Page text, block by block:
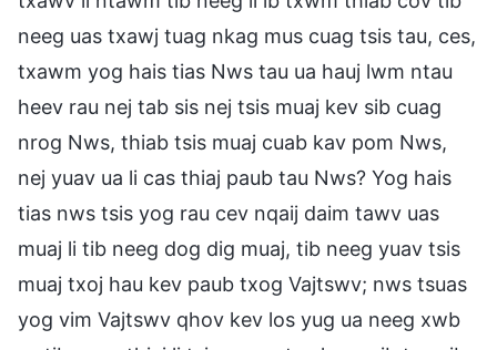
neeg uas txawj tuag nkag mus cuag tsis tau, ces,
txawm yog hais tias Nws tau ua hauj lwm ntau
heev rau nej tab sis nej tsis muaj kev sib cuag
nrog Nws, thiab tsis muaj cuab kav pom Nws,
nej yuav ua li cas thiaj paub tau Nws? Yog hais
tias nws tsis yog rau cev nqaij daim tawv uas
muaj li tib neeg dog dig muaj, tib neeg yuav tsis
muaj txoj hau kev paub txog Vajtswv; nws tsuas
yog vim Vajtswv qhov kev los yug ua neeg xwb